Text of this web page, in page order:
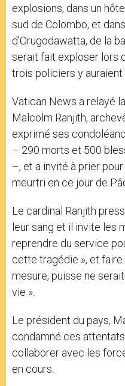
explosions, dans un
sud de Colombo, et
d’Orugodawatta, de la
serait fait exploser lors
trois policiers y auraient
Vatican News a relayé
Malcolm Ranjith,
exprimé ses
– 290 morts et 500
–, et a invité à prier
meurtri en ce jour de
Le cardinal Ranjith
leur sang et il invite les
reprendre du service
cette tragédie », et faire
mesure, puisse ne
vie ».
Le président du pays,
condamné ces
collaborer avec les
en cours.